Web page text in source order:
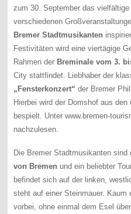
zum 30. September das
verschiedenen
Bremer Stadtmusikanten
Festivitäten wird eine viertägige
Rahmen der Breminale vom 3.
City stattfindet. Liebhaber der
„Fensterkonzert“ der Bremer
Hierbei wird der Domshof aus
bespielt. Unter www.bremen-
nachzulesen.
Die Bremer Stadtmusikanten
von Bremen und ein beliebter
befindet sich auf der linken,
steht auf einer Steinmauer.
vorbei, ohne einmal dem Esel